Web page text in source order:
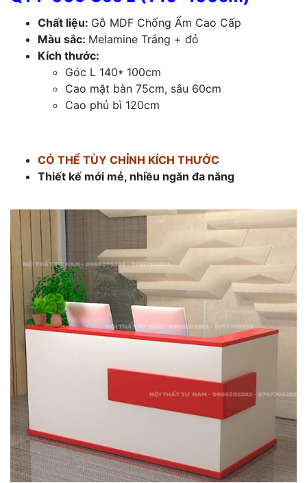
Chất liệu: Gỗ MDF Chống Ẩm Cao Cấp
Màu sắc: Melamine Trắng + đỏ
Kích thước:
Góc L 140* 100cm
Cao mặt bàn 75cm, sâu 60cm
Cao phủ bì 120cm
CÓ THỂ TÙY CHỈNH KÍCH THƯỚC
Thiết kế mới mẻ, nhiều ngăn đa năng